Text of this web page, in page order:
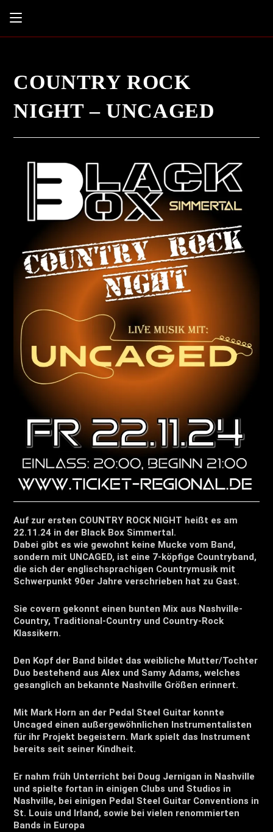
COUNTRY ROCK
NIGHT – UNCAGED
Auf zur ersten COUNTRY ROCK NIGHT heißt es am
22.11.24 in der Black Box Simmertal.
Dabei gibt es wie gewohnt keine Mucke vom Band,
sondern mit UNCAGED, ist eine 7-köpfige Countryband,
die sich der englischsprachigen Countrymusik mit
Schwerpunkt 90er Jahre verschrieben hat zu Gast.
Sie covern gekonnt einen bunten Mix aus Nashville-
Country, Traditional-Country und Country-Rock
Klassikern.
Den Kopf der Band bildet das weibliche Mutter/Tochter
Duo bestehend aus Alex und Samy Adams, welches
gesanglich an bekannte Nashville Größen erinnert.
Mit Mark Horn an der Pedal Steel Guitar konnte
Uncaged einen außergewöhnlichen Instrumentalisten
für ihr Projekt begeistern. Mark spielt das Instrument
bereits seit seiner Kindheit.
Er nahm früh Unterricht bei Doug Jernigan in Nashville
und spielte fortan in einigen Clubs und Studios in
Nashville, bei einigen Pedal Steel Guitar Conventions in
St. Louis und Irland, sowie bei vielen renommierten
Bands in Europa